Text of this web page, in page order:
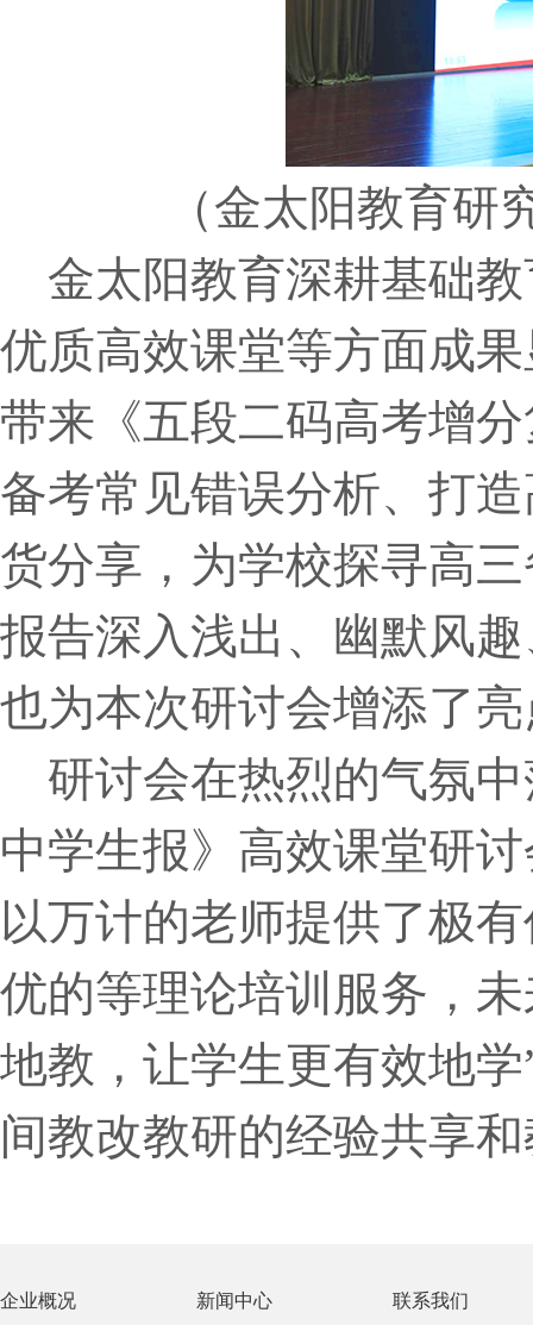
（金太阳教育
金太阳教育深耕基础教
优质高效课堂等方面成
带来《五段二码高考增
备考常见错误分析、打
货分享，为学校探寻高
报告深入浅出、幽默风
也为本次研讨会增添了
研讨会在热烈的气氛中
中学生报》高效课堂研
以万计的老师提供了极
优的等理论培训服务，
地教，让学生更有效地
间教改教研的经验共享
企业概况 新闻中心 联系我们